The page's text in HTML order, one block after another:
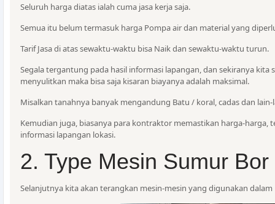
Seluruh harga diatas ialah cuma jasa kerja saja.
Semua itu belum termasuk harga Pompa air dan material yang
Tarif Jasa di atas sewaktu-waktu bisa Naik dan sewaktu-waktu turun.
Segala tergantung pada hasil informasi lapangan, dan sekiranya kita
menyulitkan maka bisa saja kisaran biayanya adalah maksimal.
Misalkan tanahnya banyak mengandung Batu / koral, cadas dan lain-
Kemudian juga, biasanya para kontraktor memastikan harga-harga,
informasi lapangan lokasi.
2. Type Mesin Sumur Bor
Selanjutnya kita akan terangkan mesin-mesin yang digunakan